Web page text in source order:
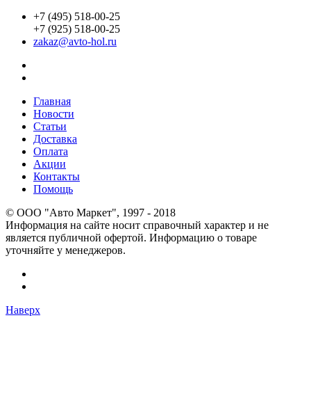
+7 (495) 518-00-25
+7 (925) 518-00-25
zakaz@avto-hol.ru
Главная
Новости
Статьи
Доставка
Оплата
Акции
Контакты
Помощь
© OOO "Авто Маркет", 1997 - 2018
Информация на сайте носит справочный характер и не
является публичной офертой. Информацию о товаре
уточняйте у менеджеров.
Наверх